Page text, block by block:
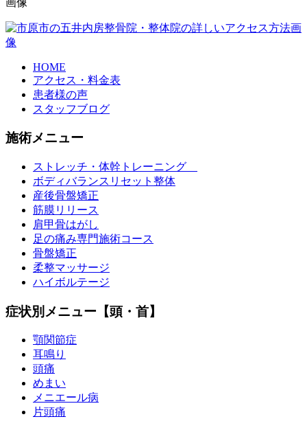
HOME
アクセス・料金表
患者様の声
スタッフブログ
施術メニュー
ストレッチ・体幹トレーニング
ボディバランスリセット整体
産後骨盤矯正
筋膜リリース
肩甲骨はがし
足の痛み専門施術コース
骨盤矯正
柔整マッサージ
ハイボルテージ
症状別メニュー【頭・首】
顎関節症
耳鳴り
頭痛
めまい
メニエール病
片頭痛